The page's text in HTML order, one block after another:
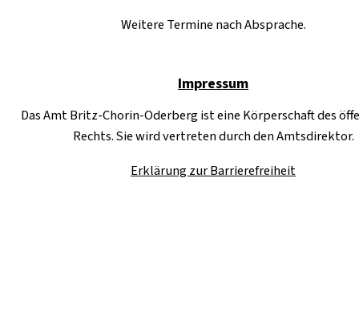
Weitere Termine nach Absprache.
Impressum
Das Amt Britz-Chorin-Oderberg ist eine Körperschaft des
Rechts. Sie wird vertreten durch den Amtsdirektor.
Erklärung zur Barrierefreiheit